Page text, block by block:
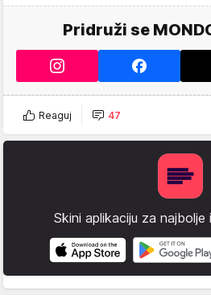
Pridruži se
Reaguj 47
Skini aplikaciju za